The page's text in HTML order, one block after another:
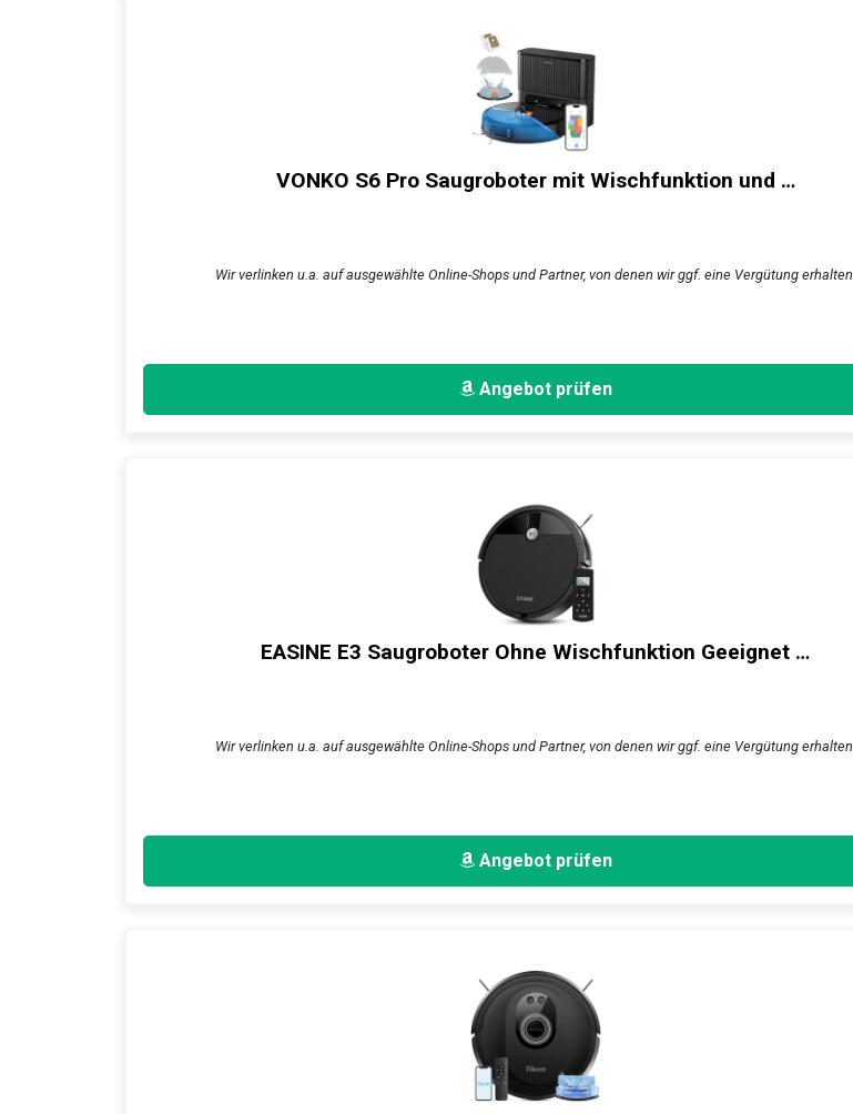
VONKO S6 Pro Saugroboter mit Wischfunktion und …
Wir verlinken u.a. auf ausgewählte Online-Shops und Partner, von denen wir ggf. eine Vergütung erhalten.
Angebot prüfen
EASINE E3 Saugroboter Ohne Wischfunktion Geeignet …
Wir verlinken u.a. auf ausgewählte Online-Shops und Partner, von denen wir ggf. eine Vergütung erhalten.
Angebot prüfen